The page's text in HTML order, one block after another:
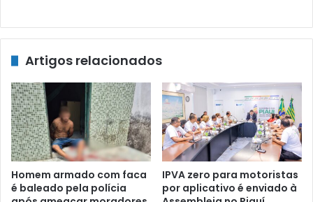
Artigos relacionados
Homem armado com faca
é baleado pela polícia
IPVA zero para motoristas
por aplicativo é enviado à